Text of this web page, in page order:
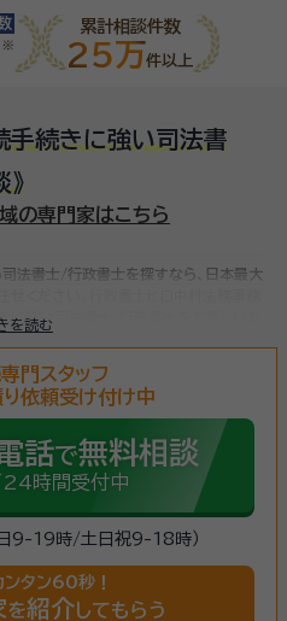
累計相談件数
25万件以上
手続きに強い司法書
の専門家はこちら
を読む
法書士/行政書士を探すなら、日本最大
に強い司法書士/行政書士をお探しいた
産が基礎控除額を超えていた場合）など
門家にまずは相談 しましょう。
門スタッフ
依頼受け付け中
話で無料相談
24時間受付中
日9-19時/土日祝9-18時）
ンタン60秒！
を紹介 してもらう